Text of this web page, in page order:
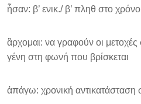
ἦσαν: β’ ενικ./ β’ πληθ στο
ἂρχομαι: να γραφούν οι
γένη στη φωνή που βρίσκεται
ἀπάγω: χρονική αντικατάσταση